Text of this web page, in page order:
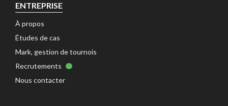
ENTREPRISE
À propos
Études de cas
Mark, gestion de tournois
Recrutements
Nous contacter